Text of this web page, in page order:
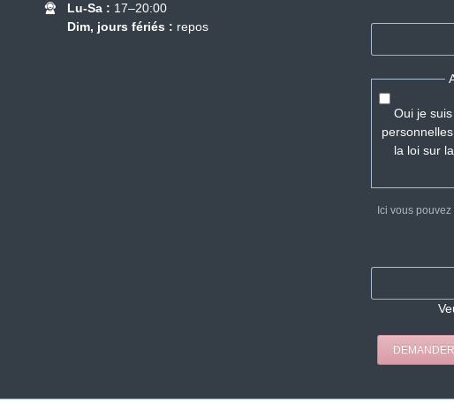
Lu-Sa : 17–20:00
Dim, jours fériés : repos
Oui je
la loi sur
Ici vous